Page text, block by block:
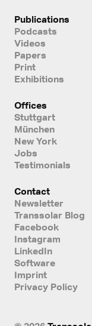
Publications
Podcasts
Videos
Papers
Print
Exhibitions
Offices
Stuttgart
München
New York
Jobs
Testimonials
Contact
Newsletter
Transsolar Blog
Facebook
Instagram
LinkedIn
Software
Imprint
Privacy Policy